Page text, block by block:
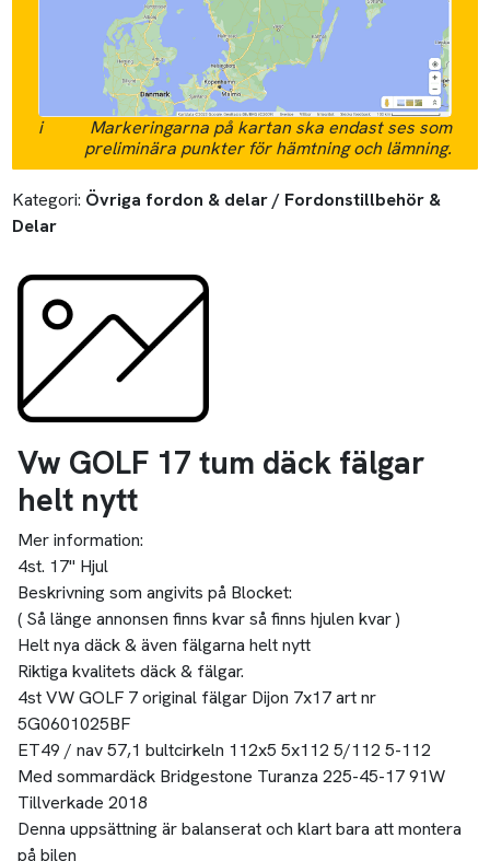
i
Markeringarna på kartan ska endast ses som
preliminära punkter för hämtning och lämning.
Kategori: Övriga fordon & delar / Fordonstillbehör &
Delar
Vw GOLF 17 tum däck fälgar
helt nytt
Mer information:
4st. 17" Hjul
Beskrivning som angivits på Blocket:
( Så länge annonsen finns kvar så finns hjulen kvar )
Helt nya däck & även fälgarna helt nytt
Riktiga kvalitets däck & fälgar.
4st VW GOLF 7 original fälgar Dijon 7x17 art nr
5G0601025BF
ET49 / nav 57,1 bultcirkeln 112x5 5x112 5/112 5-112
Med sommardäck Bridgestone Turanza 225-45-17 91W
Tillverkade 2018
Denna uppsättning är balanserat och klart bara att montera
på bilen